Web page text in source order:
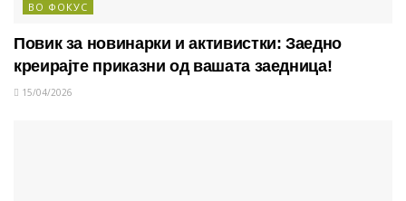
ВО ФОКУС
Повик за новинарки и активистки: Заедно
креирајте приказни од вашата заедница!
15/04/2026